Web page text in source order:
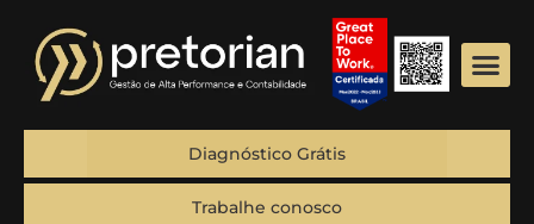
Diagnóstico Grátis
Trabalhe conosco